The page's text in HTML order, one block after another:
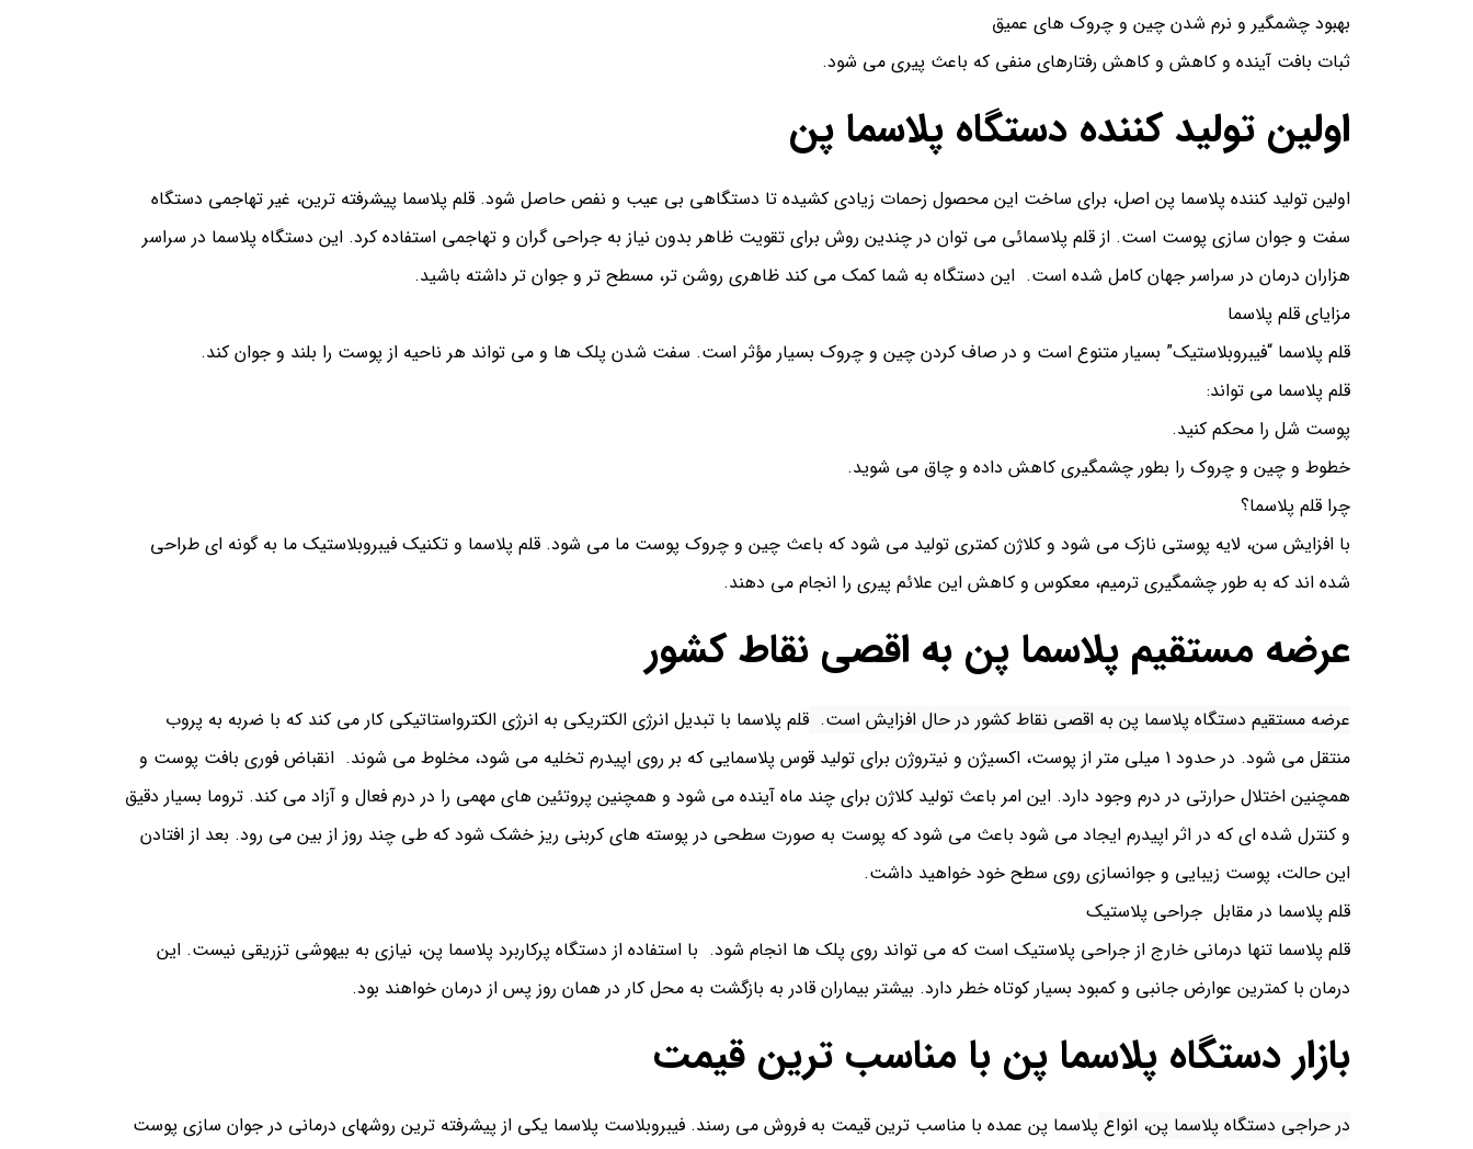
بهبود چشمگیر و نرم شدن چین و چروک های عمیق
ثبات بافت آینده و کاهش و کاهش رفتارهای منفی که باعث پیری می شود.
اولین تولید کننده دستگاه پلاسما پن
اولین تولید کننده پلاسما پن اصل، برای ساخت این محصول زحمات زیادی کشیده تا دستگاهی بی عیب و نفص حاصل شود. قلم پلاسما پیشرفته ترین، غیر تهاجمی دستگاه
سفت و جوان سازی پوست است. از قلم پلاسمائی می توان در چندین روش برای تقویت ظاهر بدون نیاز به جراحی گران و تهاجمی استفاده کرد. این دستگاه پلاسما در سراسر
هزاران درمان در سراسر جهان کامل شده است. این دستگاه به شما کمک می کند ظاهری روشن تر، مسطح تر و جوان تر داشته باشید.
مزایای قلم پلاسما
قلم پلاسما “فیبروبلاستیک” بسیار متنوع است و در صاف کردن چین و چروک بسیار مؤثر است. سفت شدن پلک ها و می تواند هر ناحیه از پوست را بلند و جوان کند.
قلم پلاسما می تواند:
پوست شل را محکم کنید.
خطوط و چین و چروک را بطور چشمگیری کاهش داده و چاق می شوید.
چرا قلم پلاسما؟
با افزایش سن، لایه پوستی نازک می شود و کلاژن کمتری تولید می شود که باعث چین و چروک پوست ما می شود. قلم پلاسما و تکنیک فیبروبلاستیک ما به گونه ای طراحی
شده اند که به طور چشمگیری ترمیم، معکوس و کاهش این علائم پیری را انجام می دهند.
عرضه مستقیم پلاسما پن به اقصی نقاط کشور
عرضه مستقیم دستگاه پلاسما پن به اقصی نقاط کشور در حال افزایش است. قلم پلاسما با تبدیل انرژی الکتریکی به انرژی الکترواستاتیکی کار می کند که با ضربه به پروب
منتقل می شود. در حدود 1 میلی متر از پوست، اکسیژن و نیتروژن برای تولید قوس پلاسمایی که بر روی اپیدرم تخلیه می شود، مخلوط می شوند. انقباض فوری بافت پوست و
همچنین اختلال حرارتی در درم وجود دارد. این امر باعث تولید کلاژن برای چند ماه آینده می شود و همچنین پروتئین های مهمی را در درم فعال و آزاد می کند. تروما بسیار دقیق
و کنترل شده ای که در اثر اپیدرم ایجاد می شود باعث می شود که پوست به صورت سطحی در پوسته های کربنی ریز خشک شود که طی چند روز از بین می رود. بعد از افتادن
این حالت، پوست زیبایی و جوانسازی روی سطح خود خواهید داشت.
قلم پلاسما در مقابل جراحی پلاستیک
قلم پلاسما تنها درمانی خارج از جراحی پلاستیک است که می تواند روی پلک ها انجام شود. با استفاده از دستگاه پرکاربرد پلاسما پن، نیازی به بیهوشی تزریقی نیست. این
درمان با کمترین عوارض جانبی و کمبود بسیار کوتاه خطر دارد. بیشتر بیماران قادر به بازگشت به محل کار در همان روز پس از درمان خواهند بود.
بازار دستگاه پلاسما پن با مناسب ترین قیمت
در حراجی دستگاه پلاسما پن، انواع پلاسما پن عمده با مناسب ترین قیمت به فروش می رسند. فیبروبلاست پلاسما یکی از پیشرفته ترین روشهای درمانی در جوان سازی پوست